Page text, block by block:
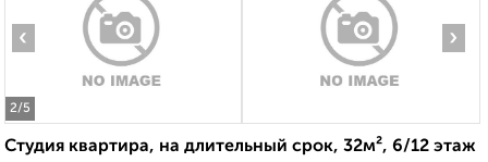
2/5
‹ ›
Студия квартира, на длительный срок, 32м², 6/12 этаж